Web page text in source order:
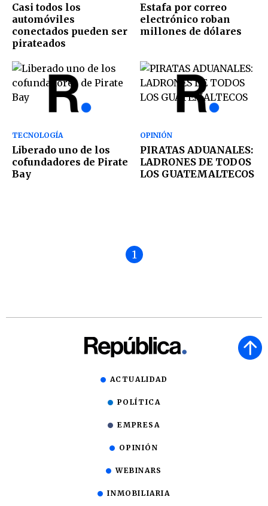
Casi todos los
automóviles
conectados pueden ser
pirateados
Estafa por correo
electrónico roban
millones de dólares
TECNOLOGÍA
Liberado uno de los
cofundadores de Pirate
Bay
OPINIÓN
PIRATAS ADUANALES:
LADRONES DE TODOS
LOS GUATEMALTECOS
1
ACTUALIDAD
POLÍTICA
EMPRESA
OPINIÓN
WEBINARS
INMOBILIARIA